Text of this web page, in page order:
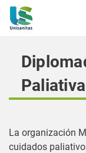
Paliativa
La organización
cuidados